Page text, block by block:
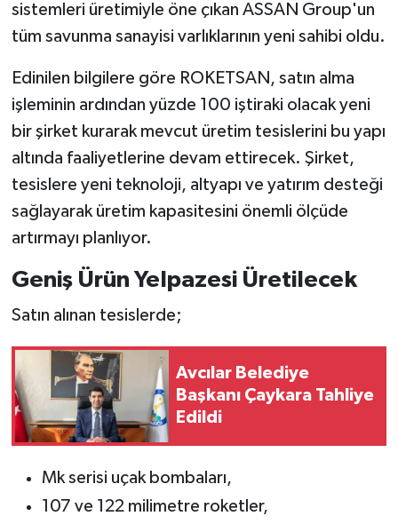
sistemleri üretimiyle öne çıkan ASSAN Group'un
tüm savunma sanayisi varlıklarının yeni sahibi oldu.
Edinilen bilgilere göre ROKETSAN, satın alma
işleminin ardından yüzde 100 iştiraki olacak yeni
bir şirket kurarak mevcut üretim tesislerini bu yapı
altında faaliyetlerine devam ettirecek. Şirket,
tesislere yeni teknoloji, altyapı ve yatırım desteği
sağlayarak üretim kapasitesini önemli ölçüde
artırmayı planlıyor.
Geniş Ürün Yelpazesi Üretilecek
Satın alınan tesislerde;
Avcılar Belediye
Başkanı Çaykara Tahliye
Edildi
Mk serisi uçak bombaları,
107 ve 122 milimetre roketler,